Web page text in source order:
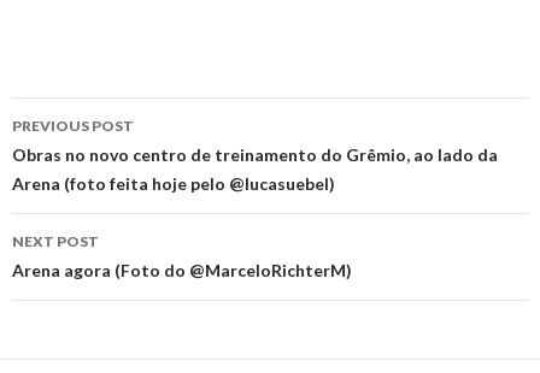
Post
navigation
PREVIOUS POST
Obras no novo centro de treinamento do Grêmio, ao lado da
Arena (foto feita hoje pelo @lucasuebel)
NEXT POST
Arena agora (Foto do @MarceloRichterM)